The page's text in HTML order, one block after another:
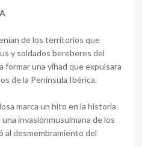
de los territorios que
y soldados bereberes del
formar una yihad que expulsara
de la Península Ibérica.
marca un hito en la historia
invasiónmusulmana de los
al desmembramiento del